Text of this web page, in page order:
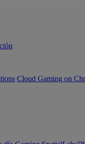
Cloud Gaming on